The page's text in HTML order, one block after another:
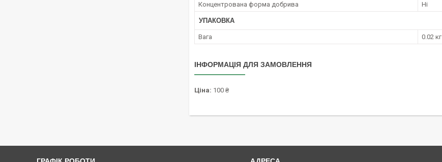
Концентрована форма добрива
Ні
УПАКОВКА
Вага 0.02 кг
ІНФОРМАЦІЯ ДЛЯ ЗАМОВЛЕННЯ
Ціна: 100 ₴